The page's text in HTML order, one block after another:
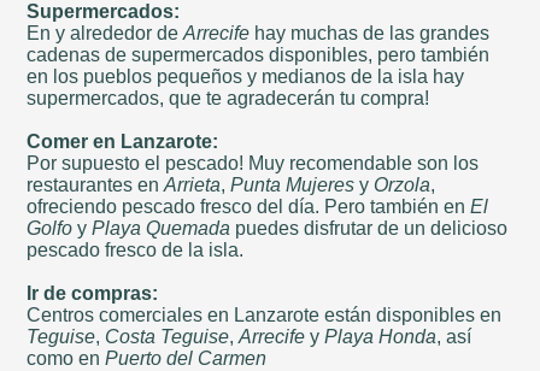
Supermercados:
En y alrededor deArrecife hay muchas de las grandes
cadenas de supermercados disponibles, pero también
en los pueblos pequeños y medianos de la isla hay
supermercados, que te agradecerán tu compra!
Comer en Lanzarote:
Por supuesto el pescado! Muy recomendable son los
restaurantes enArrieta,Punta Mujeres y Orzola,
ofreciendo pescado fresco del día. Pero también enEl
Golfo yPlaya Quemada puedes disfrutar de un delicioso
pescado fresco de la isla.
Ir de compras:
Centros comerciales en Lanzarote están disponibles en
Teguise, Costa Teguise,Arrecife yPlaya Honda, así
como enPuerto del Carmen